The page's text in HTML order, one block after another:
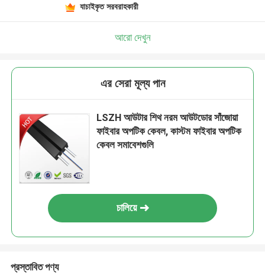
যাচাইকৃত সরবরাহকারী
আরো দেখুন
এর সেরা মূল্য পান
LSZH আউটার শিথ নরম আউটডোর সাঁজোয়া
ফাইবার অপটিক কেবল, কাস্টম ফাইবার অপটিক
কেবল সমাবেশগুলি
চালিয়ে
প্রস্তাবিত পণ্য